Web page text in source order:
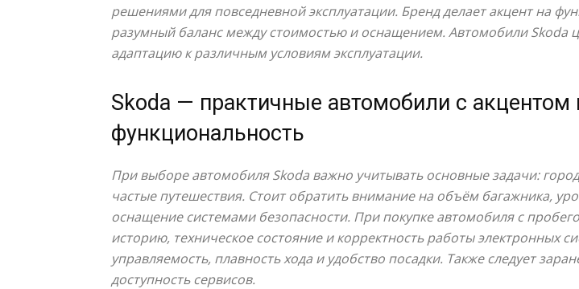
решениями для повседневной эксплуатации. Бренд делает акцент на
разумный баланс между стоимостью и оснащением. Автомобили Skoda
адаптацию к различным условиям эксплуатации.
Skoda — практичные автомобили с акцентом
функциональность
При выборе автомобиля Skoda важно учитывать основные задачи:
частые путешествия. Стоит обратить внимание на объём багажника,
оснащение системами безопасности. При покупке автомобиля с
историю, техническое состояние и корректность работы электронных
управляемость, плавность хода и удобство посадки. Также следует
доступность сервисов.